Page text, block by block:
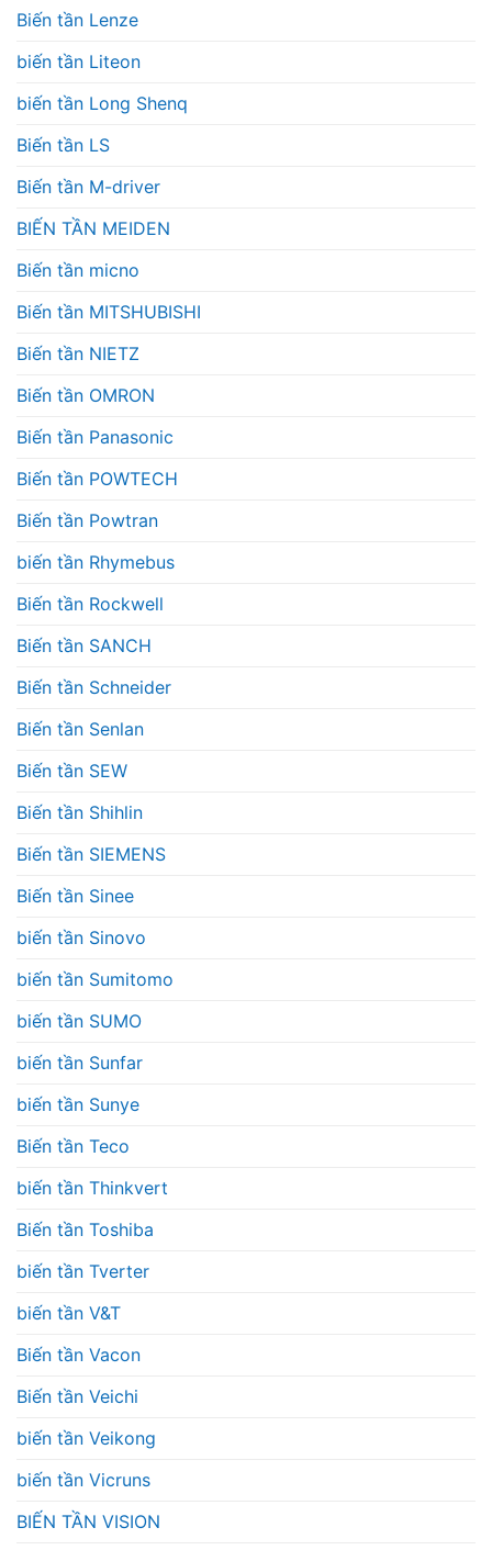
Biến tần Lenze
biến tần Liteon
biến tần Long Shenq
Biến tần LS
Biến tần M-driver
BIẾN TẦN MEIDEN
Biến tần micno
Biến tần MITSHUBISHI
Biến tần NIETZ
Biến tần OMRON
Biến tần Panasonic
Biến tần POWTECH
Biến tần Powtran
biến tần Rhymebus
Biến tần Rockwell
Biến tần SANCH
Biến tần Schneider
Biến tần Senlan
Biến tần SEW
Biến tần Shihlin
Biến tần SIEMENS
Biến tần Sinee
biến tần Sinovo
biến tần Sumitomo
biến tần SUMO
biến tần Sunfar
biến tần Sunye
Biến tần Teco
biến tần Thinkvert
Biến tần Toshiba
biến tần Tverter
biến tần V&T
Biến tần Vacon
Biến tần Veichi
biến tần Veikong
biến tần Vicruns
BIẾN TẦN VISION